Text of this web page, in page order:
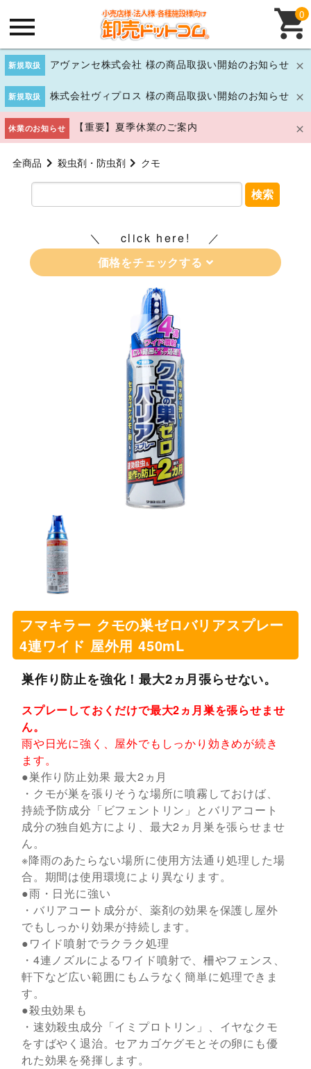
新規取扱 アヴァンセ株式会社 様の商品取扱い開始のお知らせ
新規取扱 株式会社ヴィプロス 様の商品取扱い開始のお知らせ
休業のお知らせ 【重要】夏季休業のご案内
0
全商品 殺虫剤・防虫剤 クモ
検索
click here!
価格をチェックする
フマキラー クモの巣ゼロバリアスプレー
4連ワイド 屋外用 450mL
巣作り防止を強化！最大2ヵ月張らせない。
スプレーしておくだけで最大2ヵ月巣を張らせませ
ん。
雨や日光に強く、屋外でもしっかり効きめが続き
ます。
●巣作り防止効果 最大2ヵ月
・クモが巣を張りそうな場所に噴霧しておけば、
持続予防成分「ビフェントリン」とバリアコート
成分の独自処方により、最大2ヵ月巣を張らせませ
ん。
※降雨のあたらない場所に使用方法通り処理した場
合。期間は使用環境により異なります。
●雨・日光に強い
・バリアコート成分が、薬剤の効果を保護し屋外
でもしっかり効果が持続します。
●ワイド噴射でラクラク処理
・4連ノズルによるワイド噴射で、柵やフェンス、
軒下など広い範囲にもムラなく簡単に処理できま
す。
●殺虫効果も
・速効殺虫成分「イミプロトリン」、イヤなクモ
をすばやく退治。セアカゴケグモとその卵にも優
れた効果を発揮します。